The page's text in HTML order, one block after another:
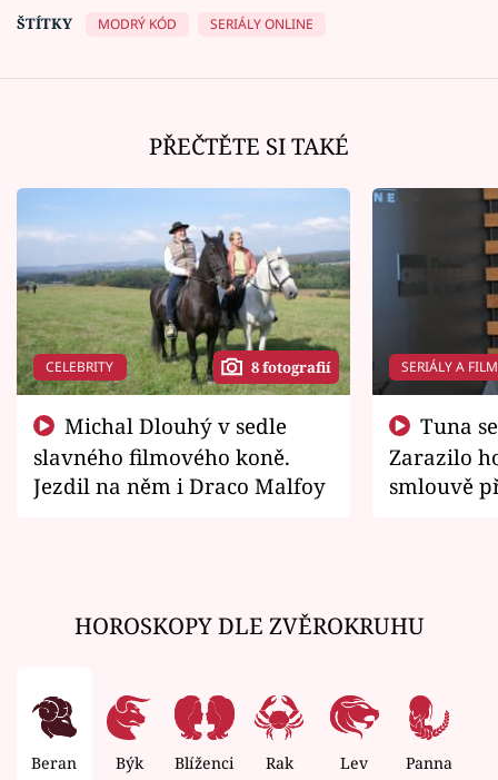
ŠTÍTKY
MODRÝ KÓD SERIÁLY ONLINE
PŘEČTĚTE SI TAKÉ
CELEBRITY 8 fotografií
slavného filmového koně.
Jezdil na něm i Draco Malfoy
SERIÁLY A
Zarazilo
smlouvě
HOROSKOPY DLE ZVĚROKRUHU
Beran Býk Blíženci Rak Lev Panna